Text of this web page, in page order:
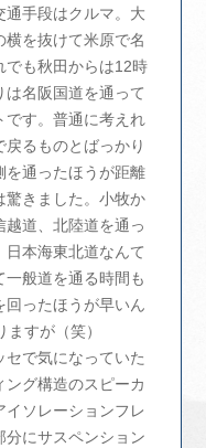
通手段はクルマ。大
横を抜けて米原で名
でも秋田からは12時
は名阪国道を通って
です。普通に考えれ
るものとばっかり
を通ったほうが距離
驚きました。小牧か
越道、北陸道を通っ
本海東北道なんて
一般道を通る時間も
回ったほうが早いん
すが（笑）
で気になっていた
グ構造のスピーカ
ソレーションフレ
分にサスペンション